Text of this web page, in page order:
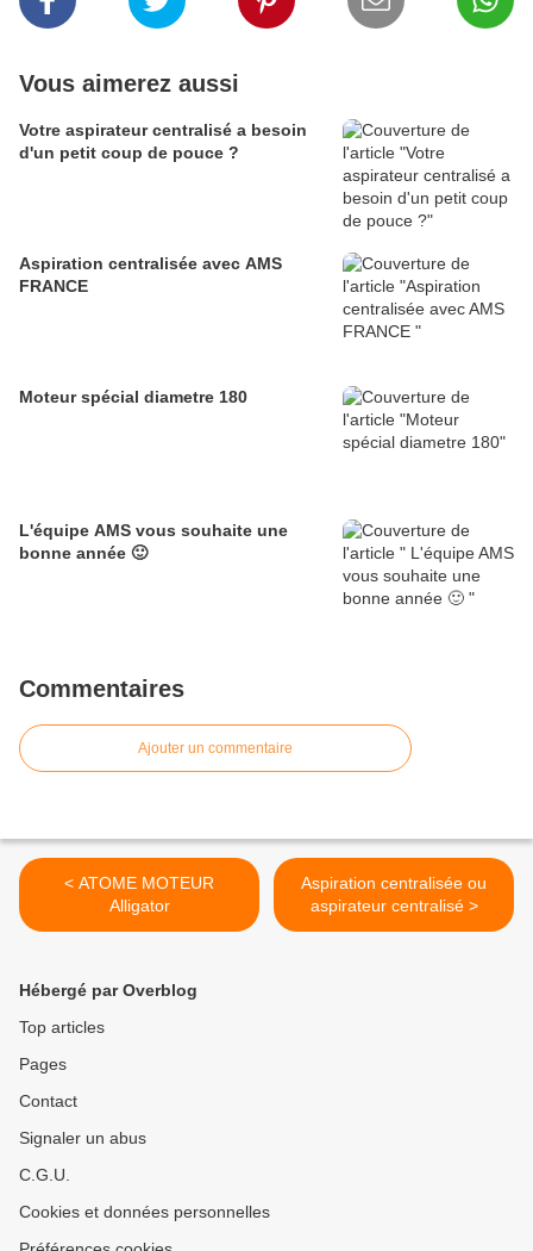
Vous aimerez aussi
Votre aspirateur centralisé a besoin
d'un petit coup de pouce ?
Aspiration centralisée avec AMS
FRANCE
Moteur spécial diametre 180
L'équipe AMS vous souhaite une
bonne année 🙂
Commentaires
Ajouter un commentaire
< ATOME MOTEUR
Alligator
Aspiration centralisée ou
aspirateur centralisé >
Hébergé par Overblog
Top articles
Pages
Contact
Signaler un abus
C.G.U.
Cookies et données personnelles